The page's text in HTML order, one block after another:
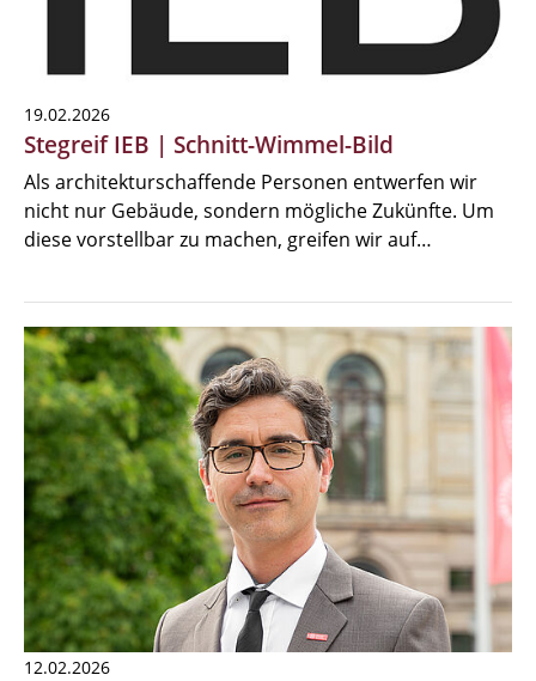
19.02.2026
Stegreif IEB | Schnitt-Wimmel-Bild
Als architekturschaffende Personen entwerfen wir
nicht nur Gebäude, sondern mögliche Zukünfte. Um
diese vorstellbar zu machen, greifen wir auf…
12.02.2026